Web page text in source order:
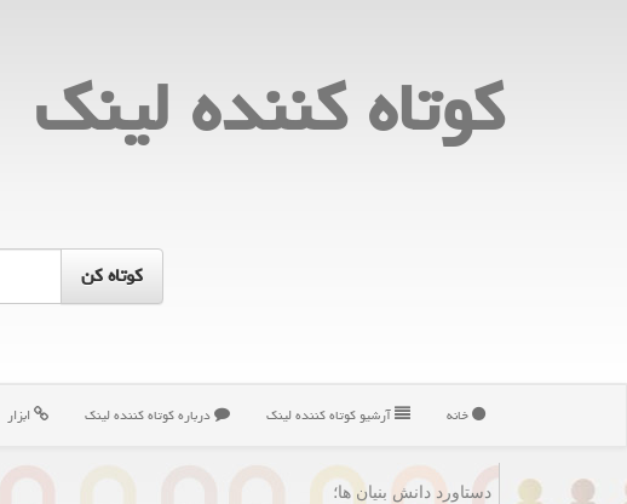
كوتاه كننده لینك
خانه آرشیو كوتاه كننده لینك درباره كوتاه كننده لینك ابزار
دستاورد دانش بنیان ها؛